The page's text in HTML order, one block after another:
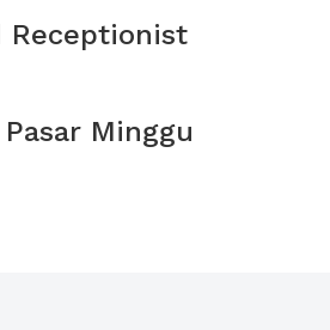
Receptionist
Minggu